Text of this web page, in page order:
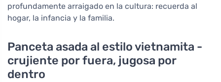
profundamente arraigado en la cultura: recuerda al
hogar, la infancia y la familia.
Panceta asada al estilo vietnamita -
crujiente por fuera, jugosa por
dentro